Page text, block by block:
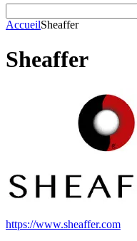
AccueilSheaffer
Sheaffer
https://www.sheaffer.com